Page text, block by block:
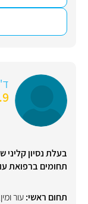
בעלת נסיון
תחומים ברפואת
תחום ראשי:עור ומין